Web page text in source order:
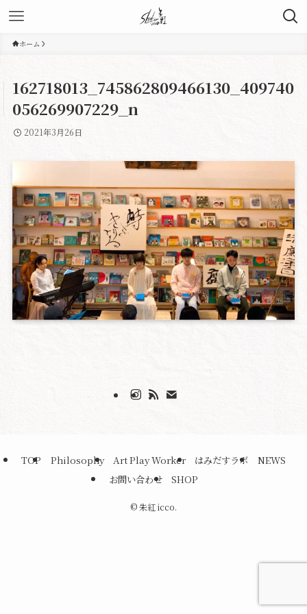
ホーム
162718013_745862809466130_409740
056269907229_n
2021年3月26日
TOP Philosophy Art Play Worker はみだすラボ
NEWS
お問い合わせ
SHOP
©朱紅 icco.